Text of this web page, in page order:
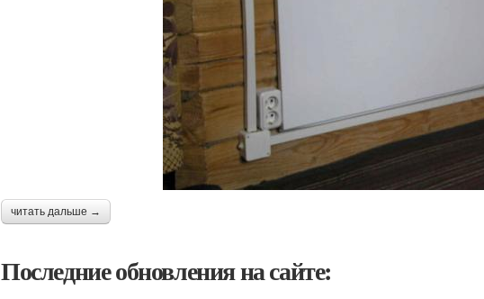
читать дальше →
Последние обновления на сайте: